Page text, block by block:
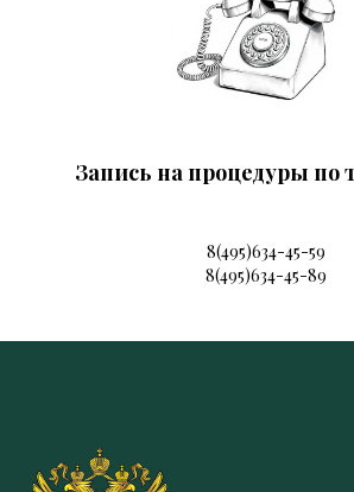
Запись на процедуры по
8(495)634-45-59
8(495)634-45-89